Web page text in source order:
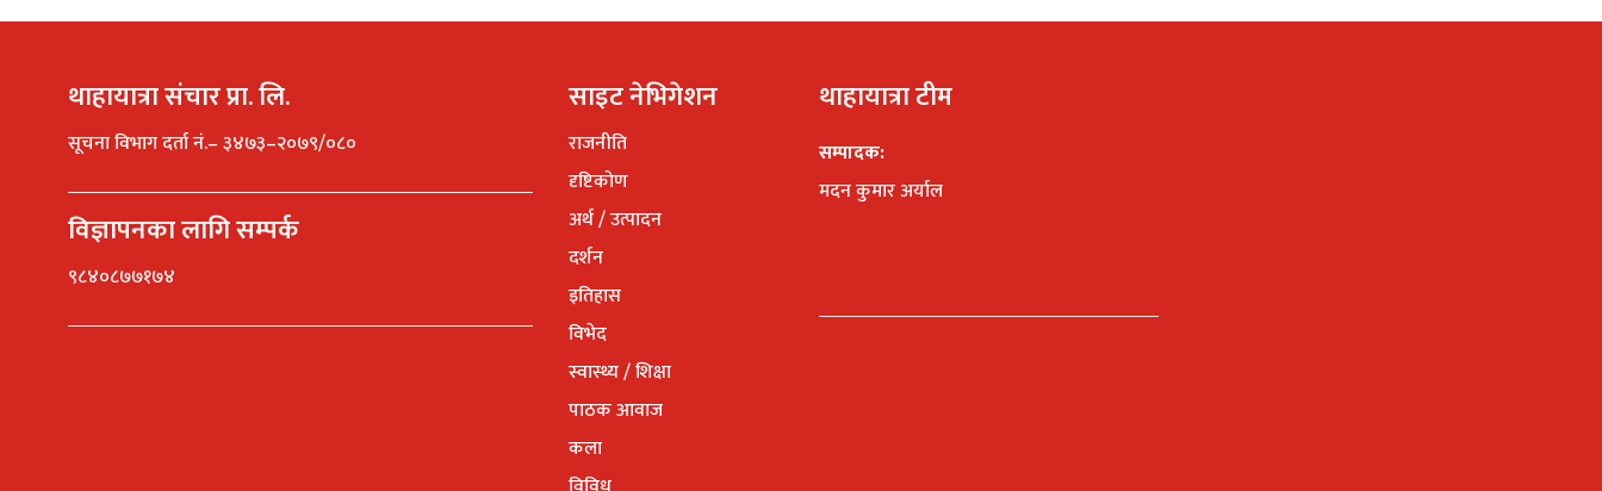
थाहायात्रा संचार प्रा. लि.
सूचना विभाग दर्ता नं.– ३४७३–२०७९/०८०
विज्ञापनका लागि सम्पर्क
९८४०८७७१७४
साइट नेभिगेशन
राजनीति
दृष्टिकोण
अर्थ / उत्पादन
दर्शन
इतिहास
विभेद
स्वास्थ्य / शिक्षा
पाठक आवाज
कला
थाहायात्रा टीम
सम्पादक:
मदन कुमार अर्याल